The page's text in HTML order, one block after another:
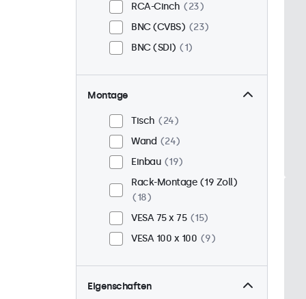
RCA-Cinch
23
BNC (CVBS)
23
BNC (SDI)
1
Montage
Tisch
24
Wand
24
Einbau
19
Rack-Montage (19 Zoll)
18
VESA 75 x 75
15
VESA 100 x 100
9
Eigenschaften